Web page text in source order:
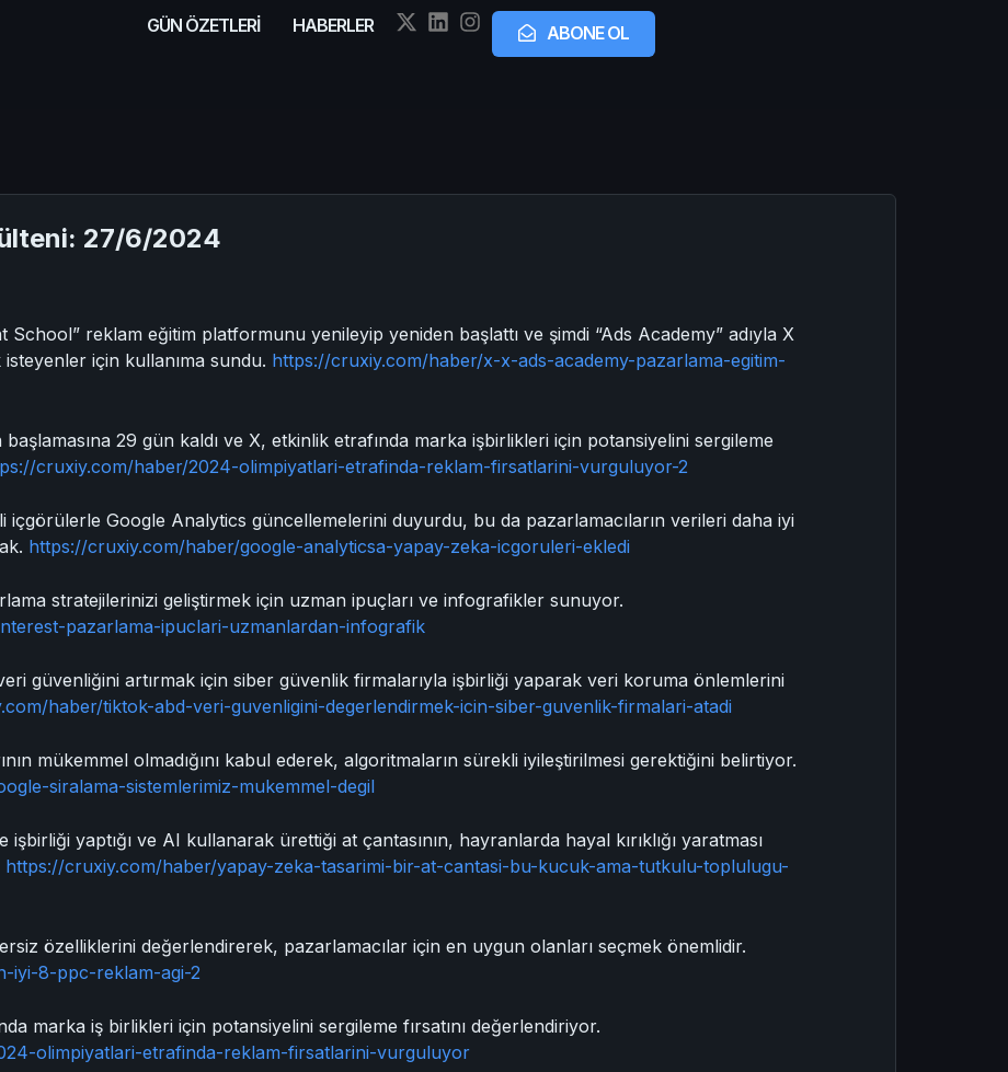
GÜN ÖZETLERİ HABERLER ABONE OL
27/6/2024
School” reklam eğitim platformunu yenileyip yeniden başlattı ve şimdi “Ads Academy” adıyla X
için kullanıma sundu. https://cruxiy.com/haber/x-x-ads-academy-pazarlama-egitim-
başlamasına 29 gün kaldı ve X, etkinlik etrafında marka işbirlikleri için potansiyelini sergileme
cruxiy.com/haber/2024-olimpiyatlari-etrafinda-reklam-firsatlarini-vurguluyor-2
içgörülerle Google Analytics güncellemelerini duyurdu, bu da pazarlamacıların verileri daha iyi
https://cruxiy.com/haber/google-analyticsa-yapay-zeka-icgoruleri-ekledi
stratejilerinizi geliştirmek için uzman ipuçları ve infografikler sunuyor.
pazarlama-ipuclari-uzmanlardan-infografik
veri güvenliğini artırmak için siber güvenlik firmalarıyla işbirliği yaparak veri koruma önlemlerini
haber/tiktok-abd-veri-guvenligini-degerlendirmek-icin-siber-guvenlik-firmalari-atadi
mükemmel olmadığını kabul ederek, algoritmaların sürekli iyileştirilmesi gerektiğini belirtiyor.
siralama-sistemlerimiz-mukemmel-degil
işbirliği yaptığı ve AI kullanarak ürettiği at çantasının, hayranlarda hayal kırıklığı yaratması
https://cruxiy.com/haber/yapay-zeka-tasarimi-bir-at-cantasi-bu-kucuk-ama-tutkulu-toplulugu-
özelliklerini değerlendirerek, pazarlamacılar için en uygun olanları seçmek önemlidir.
iyi-8-ppc-reklam-agi-2
marka iş birlikleri için potansiyelini sergileme fırsatını değerlendiriyor.
olimpiyatlari-etrafinda-reklam-firsatlarini-vurguluyor